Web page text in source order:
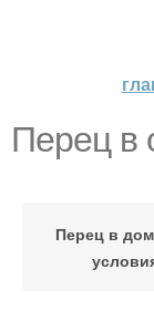
Перец в
Перец в